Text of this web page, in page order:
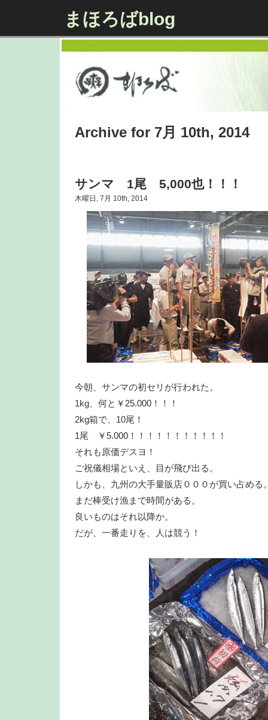
まほろばblog
Archive for 7月 10th, 2014
サンマ 1尾 5,000也！！！
木曜日, 7月 10th, 2014
今朝、サンマの初セリが行われた。
1kg、何と￥25.000！！！
2kg箱で、10尾！
1尾 ￥5.000！！！！！！！！！！！
それも原価デスヨ！
ご祝儀相場といえ、目が飛び出る。
しかも、九州の大手量販店０００が買い占める
まだ棒受け漁まで時間がある。
良いものはそれ以降か。
だが、一番走りを、人は競う！